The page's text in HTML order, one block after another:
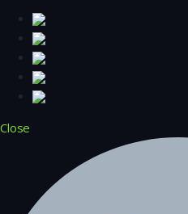
Close